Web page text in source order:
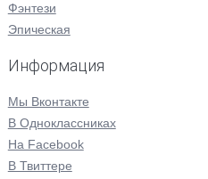
Фэнтези
Эпическая
Информация
Мы Вконтакте
В Одноклассниках
На Facebook
В Твиттере